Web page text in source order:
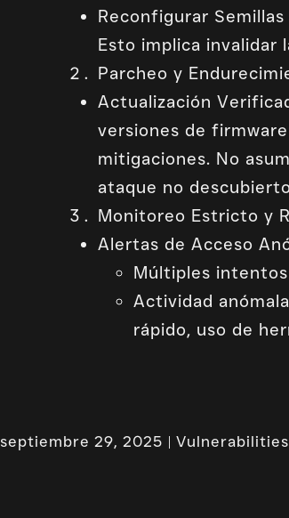
Reconfigurar
Esto implica invalidar
Parcheo y
Actualización
versiones de
mitigaciones. No
ataque no
Monitoreo Estricto y
Alertas de Acceso
Múltiples
Actividad
rápido, uso de
septiembre 29, 2025 Vulnerabilities